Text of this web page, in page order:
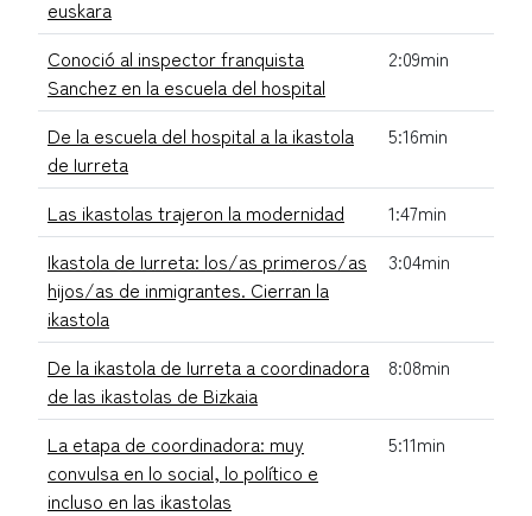
euskara
Conoció al inspector franquista
Sanchez en la escuela del hospital
2:09min
De la escuela del hospital a la ikastola
de Iurreta
5:16min
Las ikastolas trajeron la modernidad
1:47min
Ikastola de Iurreta: los/as primeros/as
hijos/as de inmigrantes. Cierran la
ikastola
3:04min
De la ikastola de Iurreta a coordinadora
de las ikastolas de Bizkaia
8:08min
La etapa de coordinadora: muy
convulsa en lo social, lo político e
incluso en las ikastolas
5:11min